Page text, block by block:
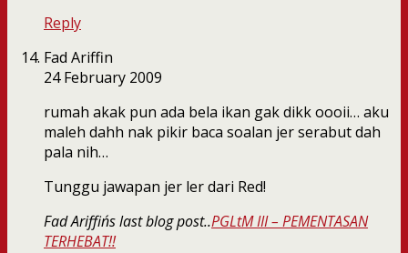
Reply
Fad Ariffin
24 February 2009
rumah akak pun ada bela ikan gak dikk oooii… aku
maleh dahh nak pikir baca soalan jer serabut dah
pala nih…
Tunggu jawapan jer ler dari Red!
Fad Ariffin´s last blog post..PGLtM III – PEMENTASAN
TERHEBAT!!